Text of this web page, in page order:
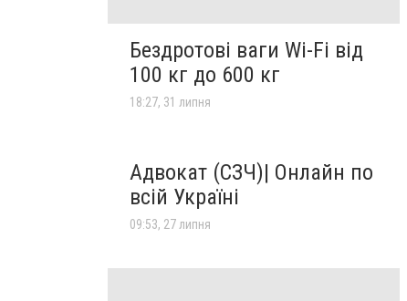
Бездротові ваги Wi-Fi від
100 кг до 600 кг
18:27, 31 липня
Адвокат (СЗЧ)| Онлайн по
всій Україні
09:53, 27 липня